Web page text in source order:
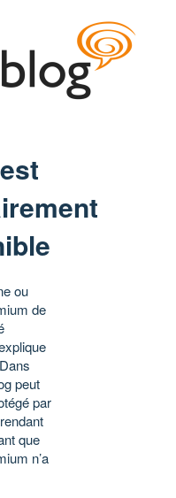
ou
de
peut
par
que
n’a